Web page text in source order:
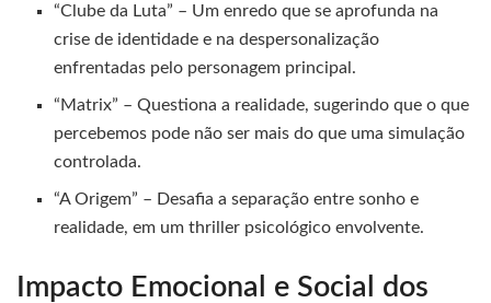
“Clube da Luta” – Um enredo que se aprofunda na
crise de identidade e na despersonalização
enfrentadas pelo personagem principal.
“Matrix” – Questiona a realidade, sugerindo que o que
percebemos pode não ser mais do que uma simulação
controlada.
“A Origem” – Desafia a separação entre sonho e
realidade, em um thriller psicológico envolvente.
Impacto Emocional e Social dos